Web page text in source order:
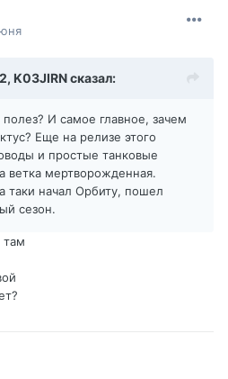
K03JIRNсказал:
И самое главное, зачем
Еще на релизе этого
и простые танковые
ветка мертворожденная.
таки начал Орбиту, пошел
сезон.
там